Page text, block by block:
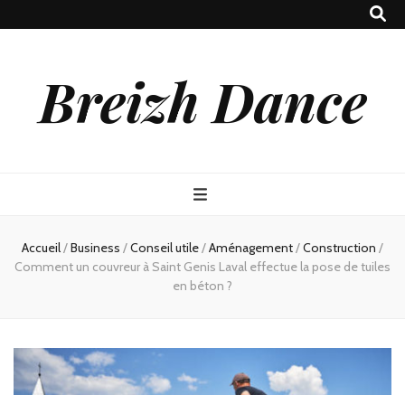
Breizh Dance
Accueil/Business /Conseil utile/Aménagement/Construction /
Comment un couvreur à Saint Genis Laval effectue la pose de tuiles
en béton ?